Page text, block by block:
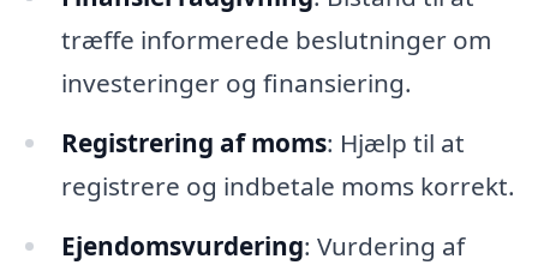
træffe informerede beslutninger om
investeringer og finansiering.
Registrering af moms: Hjælp til at
registrere og indbetale moms korrekt.
Ejendomsvurdering: Vurdering af